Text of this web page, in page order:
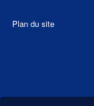
Plan du site